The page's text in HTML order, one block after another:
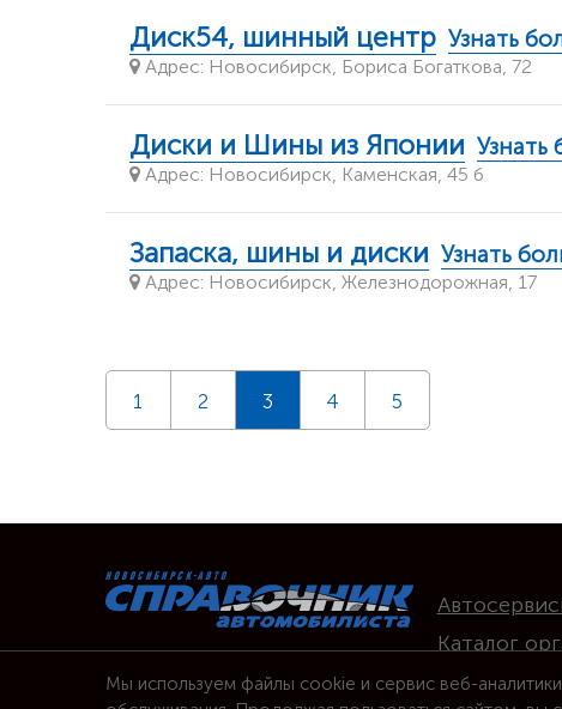
Диск54, шинный центр Узнать
Адрес: Новосибирск, Бориса Богаткова, 72
Диски и Шины из Японии
Адрес: Новосибирск, Каменская, 45 б
Запаска, шины и диски Узнать
Адрес: Новосибирск, Железнодорожная, 17
1 2 3 4 5
Каталог
Вакансии
Мы используем файлы cookie и сервис веб-